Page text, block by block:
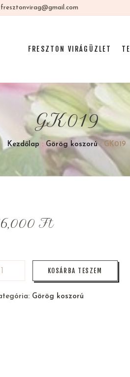
fresztonvirag@gmail.com
FRESZTON VIRÁGÜZLET
GK019
Kezdőlap : Görög koszorú: GK019
Ft
KOSÁRBA TESZEM
Görög koszorú